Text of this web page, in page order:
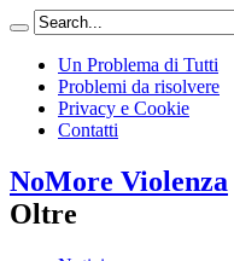
Un Problema di Tutti
Problemi da risolvere
Privacy e Cookie
Contatti
NoMore Violenza
Oltre